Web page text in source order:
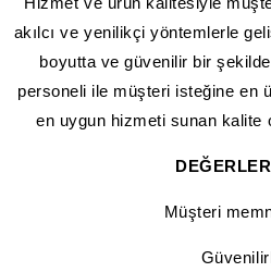
akılcı ve yenilikçi yöntemlerle
boyutta ve güvenilir bir
personeli ile müşteri isteğine en
en uygun hizmeti sunan kalite
Müşteri